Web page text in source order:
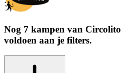
Nog 7 kampen van Circolito
voldoen aan je filters.